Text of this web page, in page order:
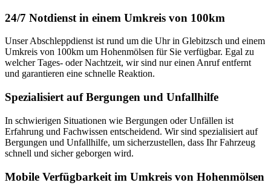
24/7 Notdienst in einem Umkreis von 100km
Unser Abschleppdienst ist rund um die Uhr in Glebitzsch und einem
Umkreis von 100km um Hohenmölsen für Sie verfügbar. Egal zu
welcher Tages- oder Nachtzeit, wir sind nur einen Anruf entfernt
und garantieren eine schnelle Reaktion.
Spezialisiert auf Bergungen und Unfallhilfe
In schwierigen Situationen wie Bergungen oder Unfällen ist
Erfahrung und Fachwissen entscheidend. Wir sind spezialisiert auf
Bergungen und Unfallhilfe, um sicherzustellen, dass Ihr Fahrzeug
schnell und sicher geborgen wird.
Mobile Verfügbarkeit im Umkreis von Hohenmölsen